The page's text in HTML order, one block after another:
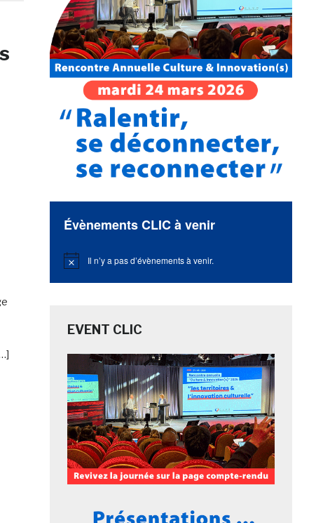
Évènements CLIC à venir
Notice Il n’y a pas d’évènements à venir.
EVENT CLIC